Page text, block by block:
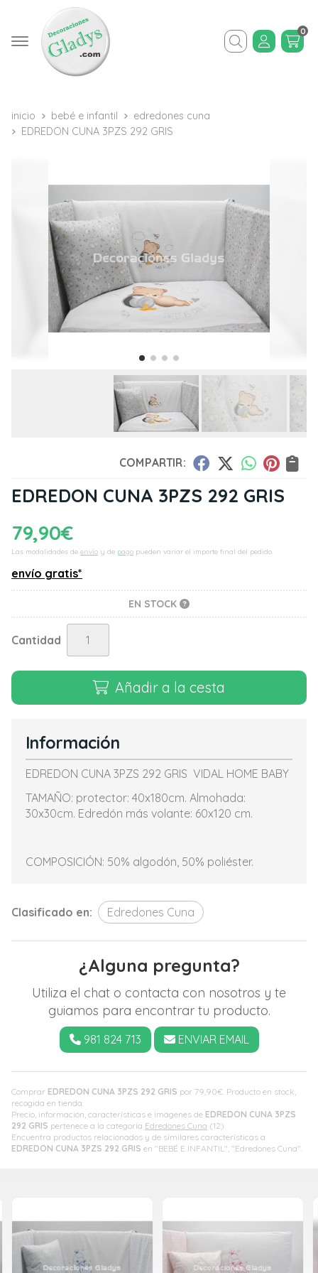
Buscar
0
inicio bebé e infantil
edredones cuna
EDREDON CUNA 3PZS 292 GRIS
COMPARTIR:
EDREDON CUNA 3PZS 292 GRIS
79,90€
Las modalidades de envío y de pago pueden variar el importe final del pedido.
envío gratis*
EN STOCK
Cantidad
Añadir a la cesta
Comprar EDREDON CUNA 3PZS 292 GRIS por 79,90€ . Producto en stock,
recogida en tienda.
Precio, información, características e imágenes de EDREDON CUNA 3PZS
292 GRIS pertenece a la categoría Edredones Cuna (12).
Encuentra productos relacionados y de similares características a
EDREDON CUNA 3PZS 292 GRIS en "BEBÉ E INFANTIL", "Edredones Cuna".
Información
EDREDON CUNA 3PZS 292 GRIS VIDAL HOME BABY
TAMAÑO: protector: 40x180cm. Almohada:
30x30cm. Edredón más volante: 60x120 cm.
COMPOSICIÓN: 50% algodón, 50% poliéster.
Clasificado en: Edredones Cuna
¿Alguna pregunta?
Utiliza el chat o contacta con nosotros y te
guiamos para encontrar tu producto.
981 824 713 ENVIAR EMAIL